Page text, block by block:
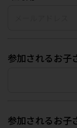
参加されるお子
参加されるお子